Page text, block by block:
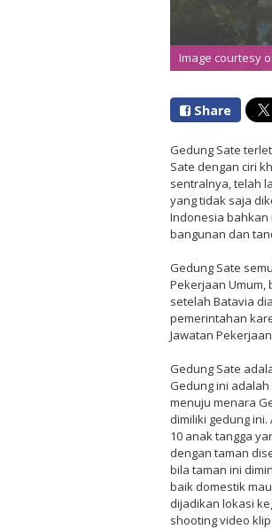
Image courtesy
Share
Gedung Sate
Sate dengan ciri
sentralnya, telah
yang tidak saja
Indonesia
bangunan dan
Gedung Sate
Pekerjaan
setelah Batavia
pemerintahan
Jawatan
Gedung Sate
Gedung ini
menuju menara
dimiliki gedung
10 anak tangga
dengan taman
bila taman ini
baik domestik
dijadikan lokasi
shooting video